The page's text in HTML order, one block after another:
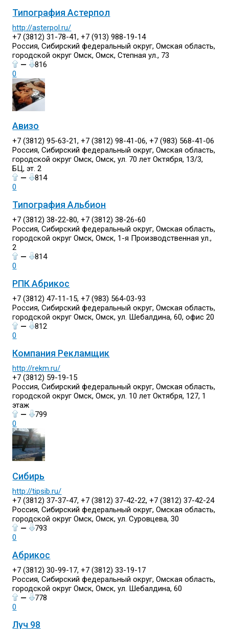
Типография Астерпол
http://asterpol.ru/
+7 (3812) 31-78-41, +7 (913) 988-19-14
Россия, Сибирский федеральный округ, Омская область,
городской округ Омск, Омск, Степная ул., 73
—
816
0
Авизо
+7 (3812) 95-63-21, +7 (3812) 98-41-06, +7 (983) 568-41-06
Россия, Сибирский федеральный округ, Омская область,
городской округ Омск, Омск, ул. 70 лет Октября, 13/3,
БЦ, эт. 2
—
814
0
Типография Альбион
+7 (3812) 38-22-80, +7 (3812) 38-26-60
Россия, Сибирский федеральный округ, Омская область,
городской округ Омск, Омск, 1-я Производственная ул.,
2
—
814
0
РПК Абрикос
+7 (3812) 47-11-15, +7 (983) 564-03-93
Россия, Сибирский федеральный округ, Омская область,
городской округ Омск, Омск, ул. Шебалдина, 60, офис 20
—
812
0
Компания Рекламщик
http://rekm.ru/
+7 (3812) 59-19-15
Россия, Сибирский федеральный округ, Омская область,
городской округ Омск, Омск, ул. 10 лет Октября, 127, 1
этаж
—
799
0
Сибирь
http://tipsib.ru/
+7 (3812) 37-37-47, +7 (3812) 37-42-22, +7 (3812) 37-42-24
Россия, Сибирский федеральный округ, Омская область,
городской округ Омск, Омск, ул. Суровцева, 30
—
793
0
Абрикос
+7 (3812) 30-99-17, +7 (3812) 33-19-17
Россия, Сибирский федеральный округ, Омская область,
городской округ Омск, Омск, ул. Шебалдина, 60
—
778
0
Луч 98